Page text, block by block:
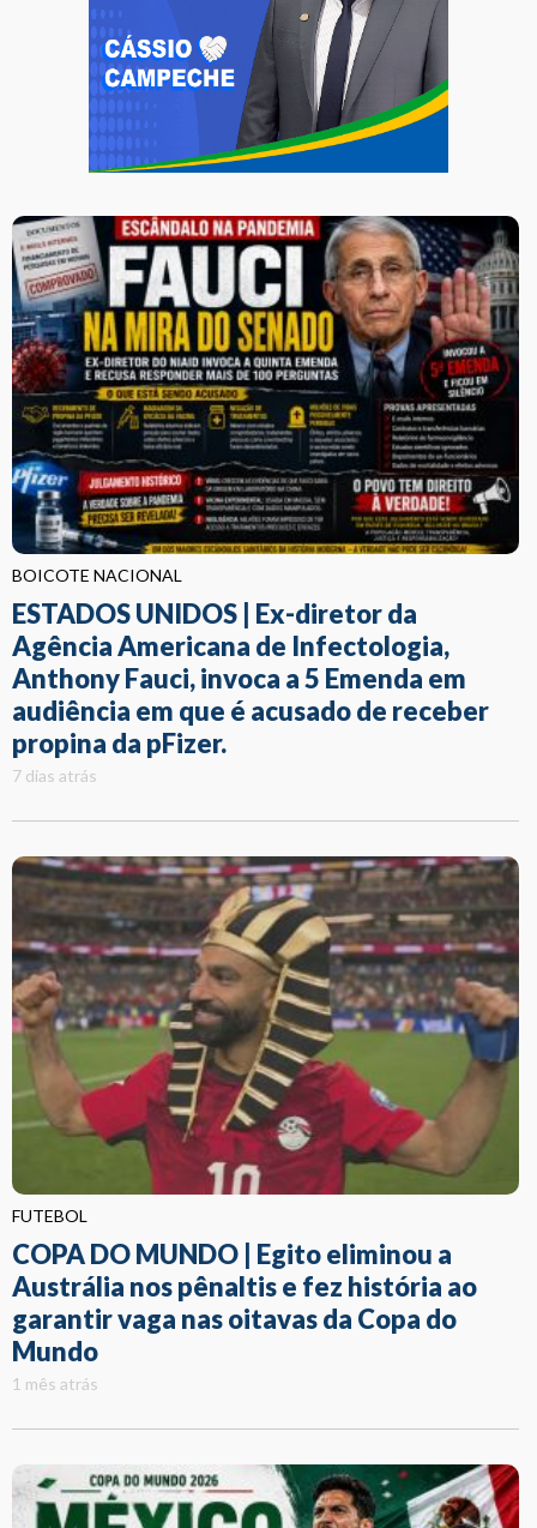
BOICOTE NACIONAL
ESTADOS UNIDOS | Ex-diretor da
Agência Americana de Infectologia,
Anthony Fauci, invoca a 5 Emenda em
audiência em que é acusado de receber
propina da pFizer.
7 dias atrás
FUTEBOL
COPA DO MUNDO | Egito eliminou a
Austrália nos pênaltis e fez história ao
garantir vaga nas oitavas da Copa do
Mundo
1 mês atrás